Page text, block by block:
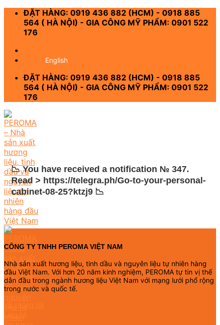
Skip
content
ĐẶT HÀNG: 0919 436 882 (HCM) - 0918 885
564 ( HÀ NỘI) - GIA CÔNG MỸ PHẨM: 0901 522
176
English
ĐẶT HÀNG: 0919 436 882 (HCM) - 0918 885
564 ( HÀ NỘI) - GIA CÔNG MỸ PHẨM: 0901 522
176
📉 You have received a notification № 347.
Read > https://telegra.ph/Go-to-your-personal-
cabinet-08-25?ktzj9 📉
CÔNG TY TNHH PEROMA VIỆT NAM
Nhà sản xuất hương liệu, tinh dầu và nguyên liệu tự nhiên hàng
đầu Việt Nam. Với hơn 20 năm kinh nghiệm, PEROMA tự tin vị thế
dẫn đầu trong ngành hương liệu Việt Nam với mạng lưới phổ rộng
trong nước và quốc tế.